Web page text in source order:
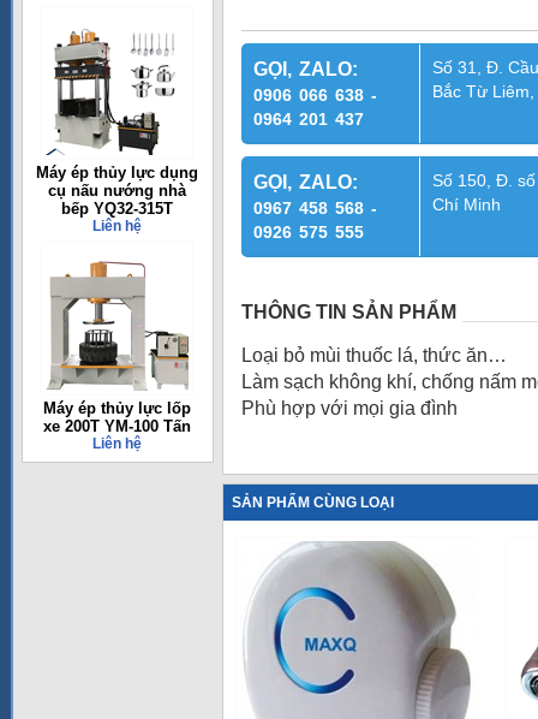
Máy ép thủy lực dụng
cụ nấu nướng nhà
bếp YQ32-315T
Liên hệ
Máy ép thủy lực lốp
xe 200T YM-100 Tấn
Liên hệ
GỌI, ZALO:
0906 066 638 -
0964 201 437
Số 31, Đ.
Bắc Từ
GỌI, ZALO:
0967 458 568 -
0926 575 555
Số 150, Đ.
Chí Minh
THÔNG TIN SẢN PHẨM
Loại bỏ mùi thuốc lá, thức ăn…
Làm sạch không khí, chống nấm
Phù hợp với mọi gia đình
SẢN PHẨM CÙNG LOẠI